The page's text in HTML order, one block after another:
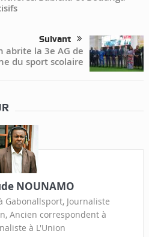
Suivant
abrite la 3e AG de
du sport scolaire
NOUNAMO
Gabonallsport, Journaliste
Ancien correspondent à
à L'Union